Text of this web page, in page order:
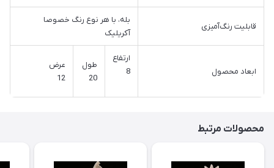
قابلیت رنگ‌آمیزی
بله، با هر نوع رنگ خصوصا
آکریلیک
ابعاد محصول
ارتفاع
8
طول
20
عرض
12
محصولات مرتبط